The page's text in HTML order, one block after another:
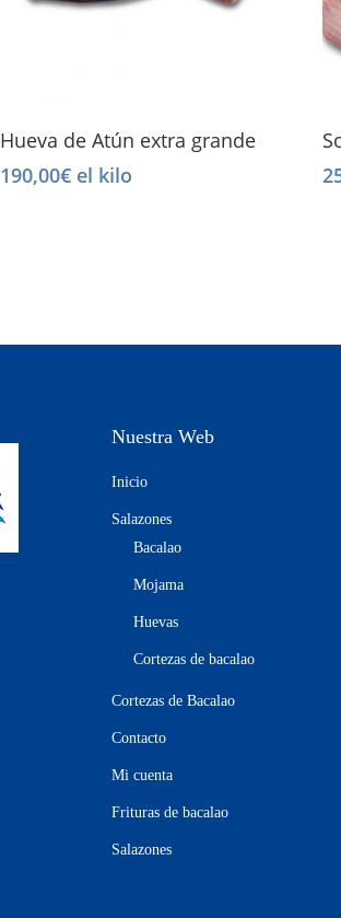
Select Options
Hueva de Atún extra grande
190,00€ el kilo
Nuestra Web
Inicio
Salazones
Bacalao
Mojama
Huevas
Cortezas de bacalao
Cortezas de Bacalao
Contacto
Mi cuenta
Frituras de bacalao
Salazones